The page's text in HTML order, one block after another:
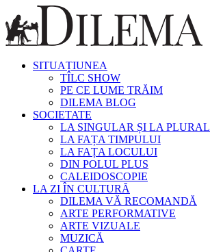
SITUAȚIUNEA
TÎLC SHOW
PE CE LUME TRĂIM
DILEMA BLOG
SOCIETATE
LA SINGULAR ȘI LA PLURAL
LA FAȚA TIMPULUI
LA FAȚA LOCULUI
DIN POLUL PLUS
CALEIDOSCOPIE
LA ZI ÎN CULTURĂ
DILEMA VĂ RECOMANDĂ
ARTE PERFORMATIVE
ARTE VIZUALE
MUZICĂ